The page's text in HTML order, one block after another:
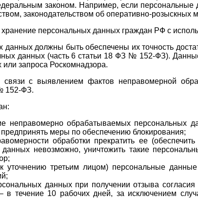
законом. Например, если персональные
законодательством об оперативно-розыскных
хранение персональных данных граждан РФ с
данных должны быть обеспечены их точность
данных (часть 6 статьи 18 ФЗ № 152-ФЗ).
запроса Роскомнадзора.
с выявлением фактов неправомерной
152-ФЗ.
неправомерно обрабатываемых персональных
предпринять меры по обеспечению блокирования;
обработки прекратить ее
данных невозможно, уничтожить такие
уточнению третьим лицом) персональные
данных при получении отзыва
в течение 10 рабочих дней, за исключением